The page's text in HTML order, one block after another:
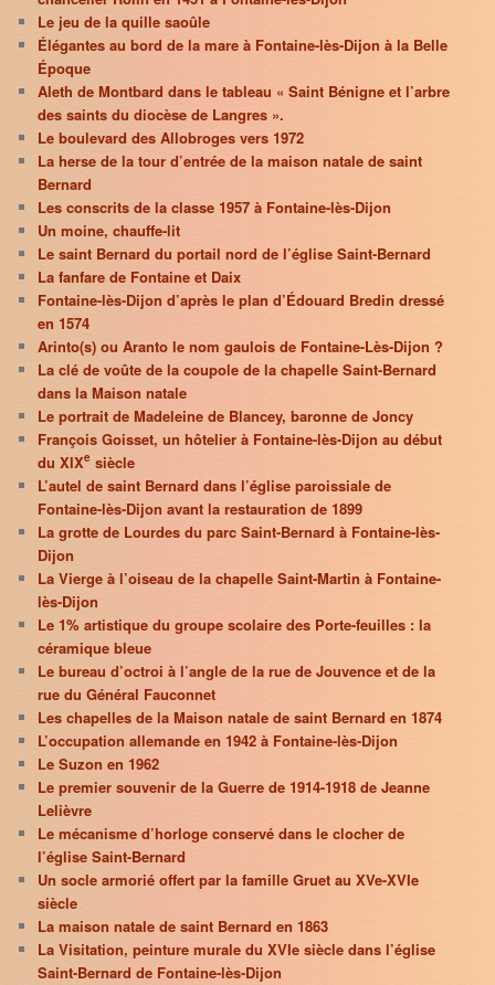
Le jeu de la quille saoûle
Élégantes au bord de la mare à Fontaine-lès-Dijon à la Belle
Époque
Aleth de Montbard dans le tableau « Saint Bénigne et l’arbre
des saints du diocèse de Langres ».
Le boulevard des Allobroges vers 1972
La herse de la tour d’entrée de la maison natale de saint
Bernard
Les conscrits de la classe 1957 à Fontaine-lès-Dijon
Un moine, chauffe-lit
Le saint Bernard du portail nord de l’église Saint-Bernard
La fanfare de Fontaine et Daix
Fontaine-lès-Dijon d’après le plan d’Édouard Bredin dressé
en 1574
Arinto(s) ou Aranto le nom gaulois de Fontaine-Lès-Dijon ?
La clé de voûte de la coupole de la chapelle Saint-Bernard
dans la Maison natale
Le portrait de Madeleine de Blancey, baronne de Joncy
François Goisset, un hôtelier à Fontaine-lès-Dijon au début
du XIXe siècle
L’autel de saint Bernard dans l’église paroissiale de
Fontaine-lès-Dijon avant la restauration de 1899
La grotte de Lourdes du parc Saint-Bernard à Fontaine-lès-
Dijon
La Vierge à l’oiseau de la chapelle Saint-Martin à Fontaine-
lès-Dijon
Le 1% artistique du groupe scolaire des Porte-feuilles : la
céramique bleue
Le bureau d’octroi à l’angle de la rue de Jouvence et de la
rue du Général Fauconnet
Les chapelles de la Maison natale de saint Bernard en 1874
L’occupation allemande en 1942 à Fontaine-lès-Dijon
Le Suzon en 1962
Le premier souvenir de la Guerre de 1914-1918 de Jeanne
Lelièvre
Le mécanisme d’horloge conservé dans le clocher de
l’église Saint-Bernard
Un socle armorié offert par la famille Gruet au XVe-XVIe
siècle
La maison natale de saint Bernard en 1863
La Visitation, peinture murale du XVIe siècle dans l’église
Saint-Bernard de Fontaine-lès-Dijon